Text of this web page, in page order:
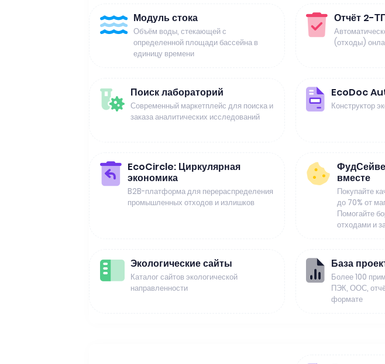
Модуль стока
Объём воды, стекающей с
определенной площади бассейна в
единицу времени
Отчёт 2-
(отходы)
Поиск лабораторий
Современный маркетплейс для поиска и
заказа аналитических исследований
EcoDoc
Конструктор
EcoCircle: Циркулярная
экономика
B2B-платформа для перераспределения
промышленных отходов и излишков
вместе
Покупайте
до 70% от
Помогайте
отходами и
Экологические сайты
Каталог сайтов экологической
направленности
База
Более 100
ПЭК, ООС,
формате